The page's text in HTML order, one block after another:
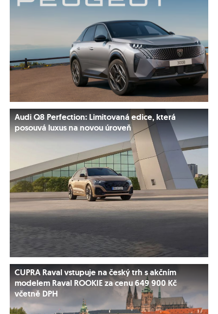
Audi Q8 Perfection: Limitovaná edice, která
posouvá luxus na novou úroveň
CUPRA Raval vstupuje na český trh s akčním
modelem Raval ROOKIE za cenu 649 900 Kč
včetně DPH